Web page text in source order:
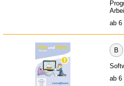
ab 6
B
ab 6